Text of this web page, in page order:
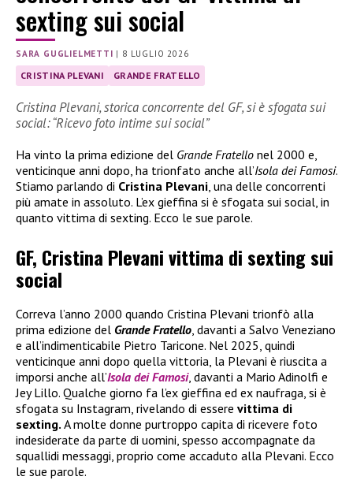
sexting sui social
SARA GUGLIELMETTI | 8 LUGLIO 2026
CRISTINA PLEVANI GRANDE FRATELLO
Cristina Plevani, storica concorrente del GF, si è sfogata sui
social: “Ricevo foto intime sui social”
Ha vinto la prima edizione del Grande Fratello nel 2000 e,
venticinque anni dopo, ha trionfato anche all’Isola dei Famosi.
Stiamo parlando di Cristina Plevani , una delle concorrenti
più amate in assoluto. L’ex gieffina si è sfogata sui social, in
quanto vittima di sexting. Ecco le sue parole.
GF, Cristina Plevani vittima di sexting sui
social
Correva l’anno 2000 quando Cristina Plevani trionfò alla
prima edizione del Grande Fratello , davanti a Salvo Veneziano
e all’indimenticabile Pietro Taricone. Nel 2025, quindi
venticinque anni dopo quella vittoria, la Plevani è riuscita a
imporsi anche all’Isola dei Famosi, davanti a Mario Adinolfi e
Jey Lillo. Qualche giorno fa l’ex gieffina ed ex naufraga, si è
sfogata su Instagram, rivelando di essere vittima di
sexting. A molte donne purtroppo capita di ricevere foto
indesiderate da parte di uomini, spesso accompagnate da
squallidi messaggi, proprio come accaduto alla Plevani. Ecco
le sue parole.